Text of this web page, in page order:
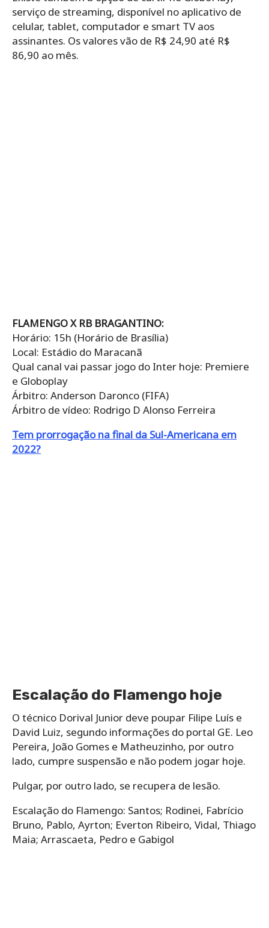
serviço de streaming, disponível no aplicativo de
celular, tablet, computador e smart TV aos
assinantes. Os valores vão de R$ 24,90 até R$
86,90 ao mês.
FLAMENGO X RB BRAGANTINO:
Horário: 15h (Horário de Brasília)
Local: Estádio do Maracanã
Qual canal vai passar jogo do Inter hoje: Premiere
e Globoplay
Árbitro: Anderson Daronco (FIFA)
Árbitro de vídeo: Rodrigo D Alonso Ferreira
Tem prorrogação na final da Sul-Americana em
2022?
Escalação do Flamengo hoje
O técnico Dorival Junior deve poupar Filipe Luís e
David Luiz, segundo informações do portal GE. Leo
Pereira, João Gomes e Matheuzinho, por outro
lado, cumpre suspensão e não podem jogar hoje.
Pulgar, por outro lado, se recupera de lesão.
Escalação do Flamengo: Santos; Rodinei, Fabrício
Bruno, Pablo, Ayrton; Everton Ribeiro, Vidal, Thiago
Maia; Arrascaeta, Pedro e Gabigol